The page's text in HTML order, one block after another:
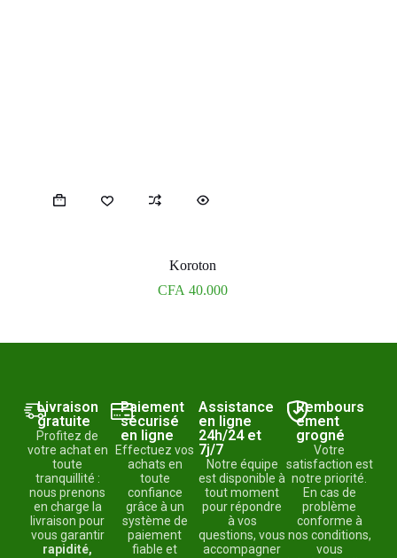
Koroton
CFA40.000
Livraison
gratuite
Profitez de
votre achat en
toute
tranquillité :
nous prenons
en charge la
livraison pour
vous garantir
rapidité,
Paiement
sécurisé
en ligne
Effectuez vos
achats en
toute
confiance
grâce à un
système de
paiement
fiable et
Assistance
en ligne
24h/24 et
7j/7
Notre équipe
est disponible à
tout moment
pour répondre
à vos
questions, vous
accompagner
Rembours
ement
grogné
Votre
satisfaction est
notre priorité.
En cas de
problème
conforme à
nos conditions,
vous